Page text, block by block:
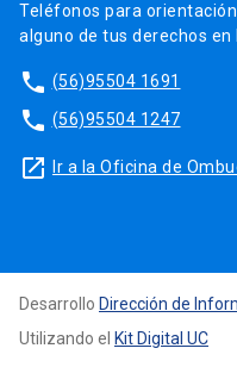
Teléfonos para
alguno de tus derechos en
phone (56)95504 1691
phone (56)95504 1247
launch Ir a la Oficina de
Desarrollo Dirección de
Utilizando el Kit Digital UC